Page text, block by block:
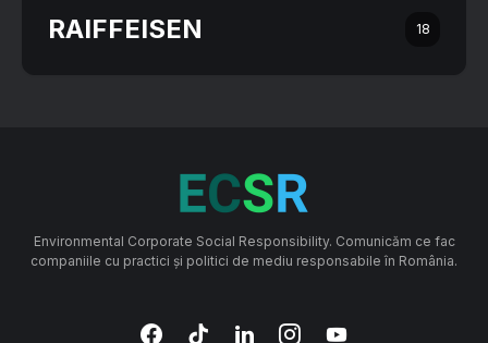
RAIFFEISEN 18
Environmental Corporate Social Responsibility. Comunicăm ce fac
companiile cu practici și politici de mediu responsabile în România.